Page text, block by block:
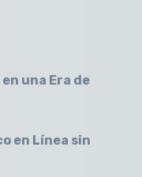
una Era de
en Línea sin